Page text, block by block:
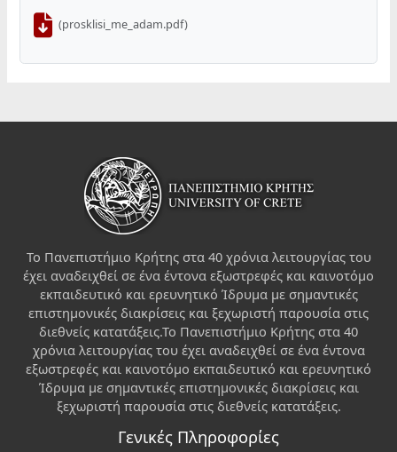
(prosklisi_me_adam.pdf)
Το Πανεπιστήμιο Κρήτης στα 40 χρόνια λειτουργίας του
έχει αναδειχθεί σε ένα έντονα εξωστρεφές και καινοτόμο
εκπαιδευτικό και ερευνητικό Ίδρυμα με σημαντικές
επιστημονικές διακρίσεις και ξεχωριστή παρουσία στις
διεθνείς κατατάξεις.Το Πανεπιστήμιο Κρήτης στα 40
χρόνια λειτουργίας του έχει αναδειχθεί σε ένα έντονα
εξωστρεφές και καινοτόμο εκπαιδευτικό και ερευνητικό
Ίδρυμα με σημαντικές επιστημονικές διακρίσεις και
ξεχωριστή παρουσία στις διεθνείς κατατάξεις.
Γενικές Πληροφορίες